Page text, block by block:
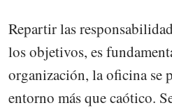
Repartir las
los objetivos, es
organización, la oficina se
entorno más que caótico.